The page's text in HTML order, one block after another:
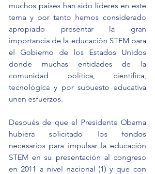
muchos países han sido líderes en este
tema y por tanto hemos considerado
apropiado presentar la gran
importancia de la educación STEM para
el Gobierno de los Estados Unidos
donde muchas entidades de la
comunidad política, científica,
tecnológica y por supuesto educativa
unen esfuerzos.
Después de que el Presidente Obama
hubiera solicitado los fondos
necesarios para impulsar la educación
STEM en su presentación al congreso
en 2011 a nivel nacional (1) y que con